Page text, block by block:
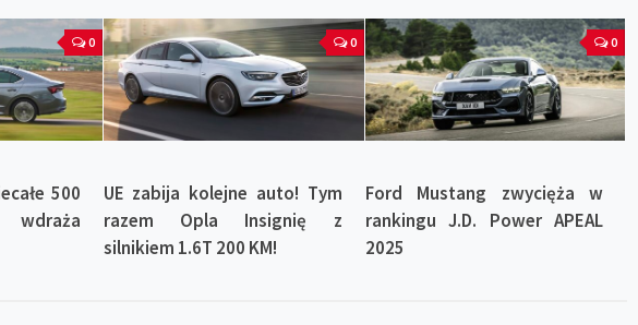
0
500
0
UE zabija kolejne auto! Tym
razem Opla Insignię z
silnikiem 1.6T 200 KM!
0
Ford Mustang zwycięża w
rankingu J.D. Power APEAL
2025